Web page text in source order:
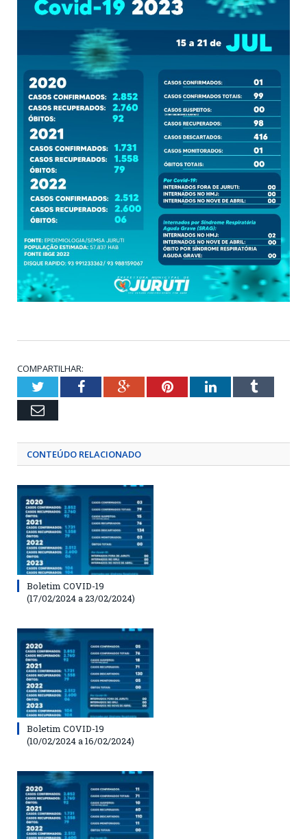
COMPARTILHAR:
TwitterFacebookGoogle+PinterestLinkedInTumblr
Email
CONTEÚDO RELACIONADO
Boletim COVID-19
(17/02/2024 a 23/02/2024)
Boletim COVID-19
(10/02/2024 a 16/02/2024)